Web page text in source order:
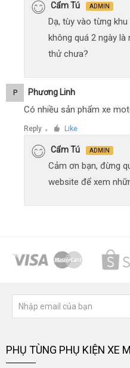
Cẩm Tú ADMIN
Dạ, tùy vào từng
không quá 2 ngày
thử chưa?
P Phương Linh
Có nhiều sản phẩm xe
Reply ● Like
Cẩm Tú ADMIN
Cảm ơn bạn, đừng
website để xem
PHỤ TÙNG PHỤ KIỆN XE